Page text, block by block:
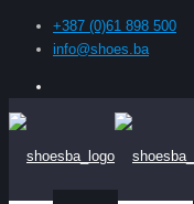
+387 (0)61 898 500
info@shoes.ba